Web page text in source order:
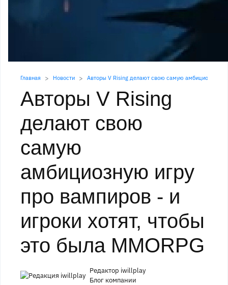
Главная Новости Авторы V Rising делают свою самую амбициозную
Авторы V Rising
делают свою
самую
амбициозную игру
про вампиров - и
игроки хотят, чтобы
это была MMORPG
Редактор iwillplay
Блог компании